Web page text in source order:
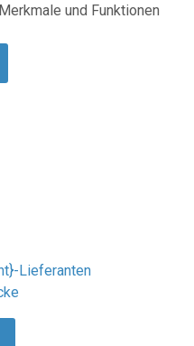
und Funktionen
Lieferanten